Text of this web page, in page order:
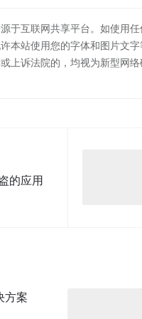
于互联网共享平台。如使用
本站使用您的字体和图片文
上诉法院的，均视为新型网
的应用
方案